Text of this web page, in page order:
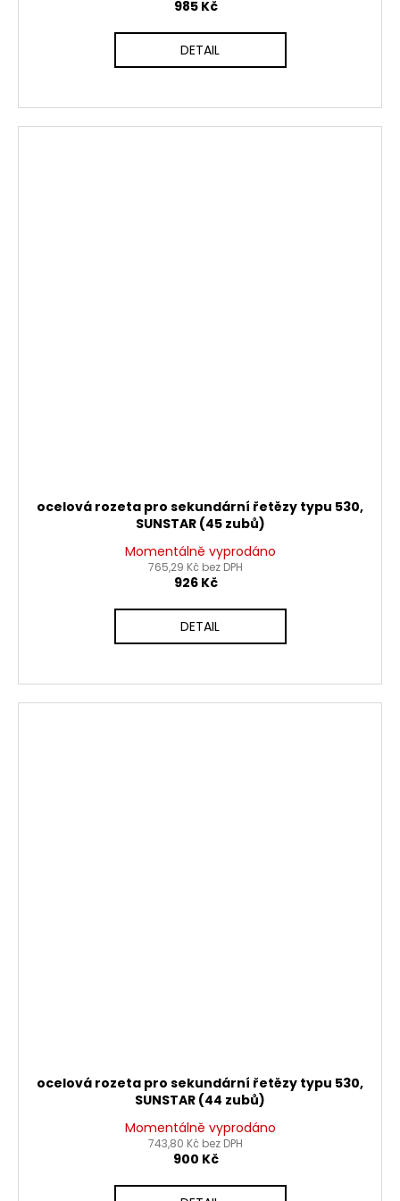
985 Kč
DETAIL
ocelová rozeta pro sekundární řetězy typu 530,
SUNSTAR (45 zubů)
Momentálně vyprodáno
765,29 Kč bez DPH
926 Kč
DETAIL
ocelová rozeta pro sekundární řetězy typu 530,
SUNSTAR (44 zubů)
Momentálně vyprodáno
743,80 Kč bez DPH
900 Kč